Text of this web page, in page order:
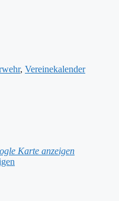
, Vereinekalender
Karte anzeigen